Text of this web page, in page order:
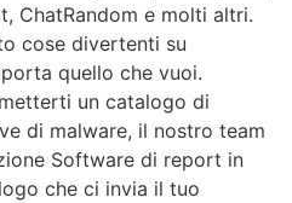
ChatRandom e molti altri.
cose divertenti su
quello che vuoi.
un catalogo di
di malware, il nostro team
Software di report in
che ci invia il tuo